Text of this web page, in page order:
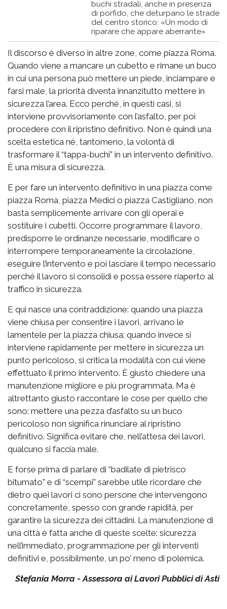
buchi stradali, anche in presenza
di porfido, che deturpano le strade
del centro storico: «Un modo di
riparare che appare aberrante»
Il discorso è diverso in altre zone, come piazza Roma.
Quando viene a mancare un cubetto e rimane un buco
in cui una persona può mettere un piede, inciampare e
farsi male, la priorità diventa innanzitutto mettere in
sicurezza l’area. Ecco perché, in questi casi, si
interviene provvisoriamente con l’asfalto, per poi
procedere con il ripristino definitivo. Non è quindi una
scelta estetica né, tantomeno, la volontà di
trasformare il “tappa-buchi” in un intervento definitivo.
È una misura di sicurezza.
E per fare un intervento definitivo in una piazza come
piazza Roma, piazza Medici o piazza Castigliano, non
basta semplicemente arrivare con gli operai e
sostituire i cubetti. Occorre programmare il lavoro,
predisporre le ordinanze necessarie, modificare o
interrompere temporaneamente la circolazione,
eseguire l’intervento e poi lasciare il tempo necessario
perché il lavoro si consolidi e possa essere riaperto al
traffico in sicurezza.
E qui nasce una contraddizione: quando una piazza
viene chiusa per consentire i lavori, arrivano le
lamentele per la piazza chiusa; quando invece si
interviene rapidamente per mettere in sicurezza un
punto pericoloso, si critica la modalità con cui viene
effettuato il primo intervento. È giusto chiedere una
manutenzione migliore e più programmata. Ma è
altrettanto giusto raccontare le cose per quello che
sono: mettere una pezza d’asfalto su un buco
pericoloso non significa rinunciare al ripristino
definitivo. Significa evitare che, nell’attesa dei lavori,
qualcuno si faccia male.
E forse prima di parlare di “badilate di pietrisco
bitumato” e di “scempi” sarebbe utile ricordare che
dietro quei lavori ci sono persone che intervengono
concretamente, spesso con grande rapidità, per
garantire la sicurezza dei cittadini. La manutenzione di
una città è fatta anche di queste scelte: sicurezza
nell’immediato, programmazione per gli interventi
definitivi e, possibilmente, un po’ meno di polemica.
Stefania Morra - Assessora ai Lavori Pubblici di Asti